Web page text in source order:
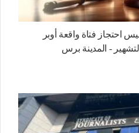
احتجاز فتاة واقعة أوبر
- المدينة برس